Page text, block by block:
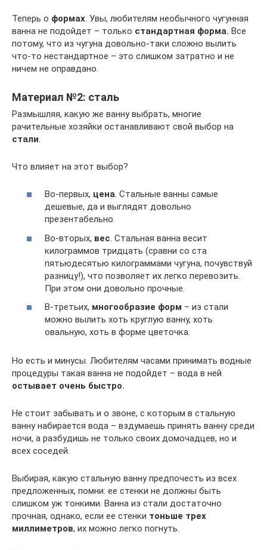
Теперь о формах. Увы, любителям необычного чугунная
ванна не подойдет – только стандартная форма. Все
потому, что из чугуна довольно-таки сложно вылить
что-то нестандартное – это слишком затратно и не
ничем не оправдано.
Материал №2: сталь
Размышляя, какую же ванну выбрать, многие
рачительные хозяйки останавливают свой выбор на
стали.
Что влияет на этот выбор?
Во-первых, цена. Стальные ванны самые
дешевые, да и выглядят довольно
презентабельно.
Во-вторых, вес. Стальная ванна весит
килограммов тридцать (сравни со ста
пятьюдесятью килограммами чугуна, почувствуй
разницу!), что позволяет их легко перевозить.
При этом они довольно прочные.
В-третьих, многообразие форм – из стали
можно вылить хоть круглую ванну, хоть
овальную, хоть в форме цветочка.
Но есть и минусы. Любителям часами принимать водные
процедуры такая ванна не подойдет – вода в ней
остывает очень быстро.
Не стоит забывать и о звоне, с которым в стальную
ванну набирается вода – вздумаешь принять ванну среди
ночи, а разбудишь не только своих домочадцев, но и
всех соседей.
Выбирая, какую стальную ванну предпочесть из всех
предложенных, помни: ее стенки не должны быть
слишком уж тонкими. Ванна из стали достаточно
прочная, однако, если ее стенки тоньше трех
миллиметров, их можно легко погнуть.